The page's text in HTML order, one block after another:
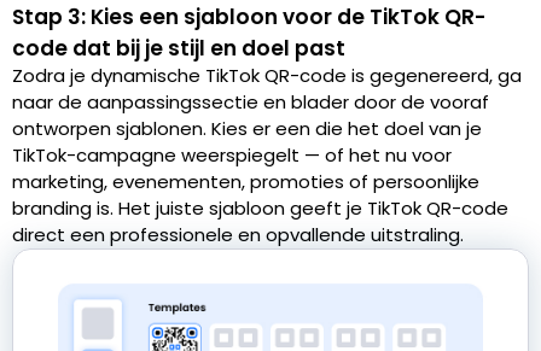
Stap 3: Kies een sjabloon voor de TikTok QR-
code dat bij je stijl en doel past
Zodra je dynamische TikTok QR-code is gegenereerd, ga
naar de aanpassingssectie en blader door de vooraf
ontworpen sjablonen. Kies er een die het doel van je
TikTok-campagne weerspiegelt — of het nu voor
marketing, evenementen, promoties of persoonlijke
branding is. Het juiste sjabloon geeft je TikTok QR-code
direct een professionele en opvallende uitstraling.